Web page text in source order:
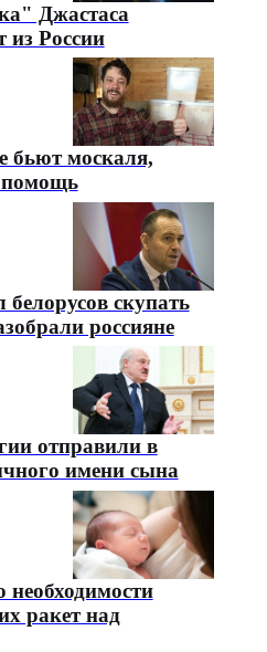
Джастаса
из России
бьют москаля,
скупать
россияне
отправили в
имени сына
необходимости
ракет над